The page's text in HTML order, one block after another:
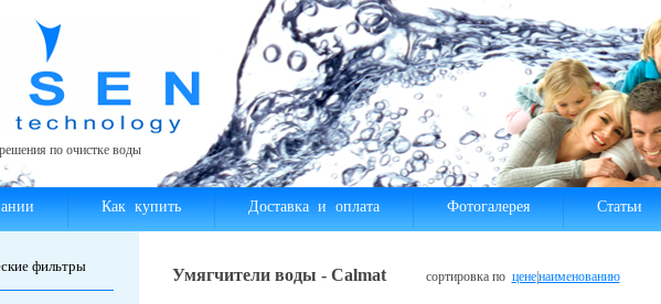
по очистке воды
Как купить Доставка и оплата Фотогалерея Статьи
фильтры Умягчители воды - Calmat сортировка по цене|наименованию